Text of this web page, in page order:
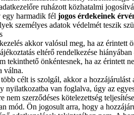
ruházott közhatalmi
egy harmadik fél jogos érdekeinek
személyes adatok védelmét teszik
akkor valósul meg, ha az érintett
eltérő rendelkezése
tekinthető önkéntesnek, ha az érintett
válna.
célt is szolgál, akkor a
nyilatkozatba van foglalva, úgy az
nem szerződéses kötelezettség
mód. Ön jogosult arra, hogy a